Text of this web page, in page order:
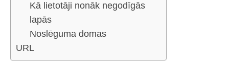
Kā lietotāji nonāk negodīgās
lapās
Noslēguma domas
URL